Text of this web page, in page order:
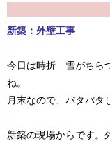
新築：外壁工事
今日は時折 雪がちら
ね。
月末なので、バタバタ
新築の現場からです。